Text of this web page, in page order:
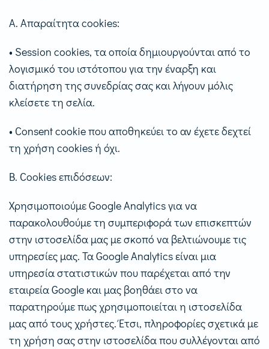
Α. Απαραίτητα cookies:
• Session cookies, τα οποία δημιουργούνται από το
λογισμικό του ιστότοπου για την έναρξη και
διατήρηση της συνεδρίας σας και λήγουν μόλις
κλείσετε τη σελία.
• Consent cookie που αποθηκεύει το αν έχετε δεχτεί
τη χρήση cookies ή όχι.
Β. Cookies επιδόσεων:
Χρησιμοποιούμε Google Analytics για να
παρακολουθούμε τη συμπεριφορά των επισκεπτών
στην ιστοσελίδα μας με σκοπό να βελτιώνουμε τις
υπηρεσίες μας. Τα Google Analytics είναι μια
υπηρεσία στατιστικών που παρέχεται από την
εταιρεία Google και μας βοηθάει στο να
παρατηρούμε πως χρησιμοποιείται η ιστοσελίδα
μας από τους χρήστες. Έτσι, πληροφορίες σχετικά με
τη χρήση σας στην ιστοσελίδα που συλλέγονται από